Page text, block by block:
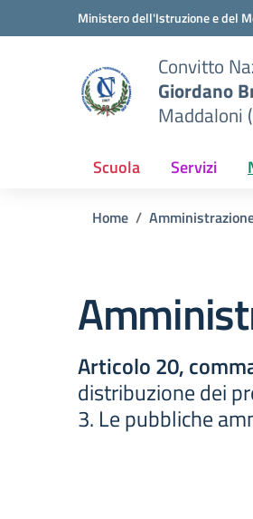
Vai ai contenuti
Vai al menu di navigazioneMinistero dell'Istruzione e del
Convitto
Giordano
Maddaloni
Scuola Servizi
Home
Articolo 20,
distribuzione dei
3. Le pubbliche